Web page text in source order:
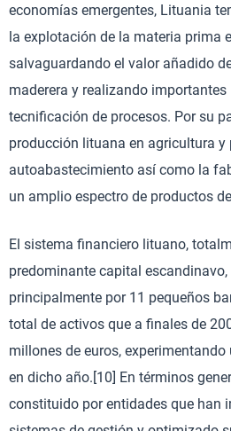
economías emergentes, Lituania
la explotación de la materia prima
salvaguardando el valor añadido
maderera y realizando importantes
tecnificación de procesos. Por su
producción lituana en agricultura y
autoabastecimiento así como la
un amplio espectro de productos
El sistema financiero lituano,
predominante capital
principalmente por 11 pequeños
total de activos que a finales de
millones de euros, experimentando
en dicho año.[10] En términos
constituido por entidades que han